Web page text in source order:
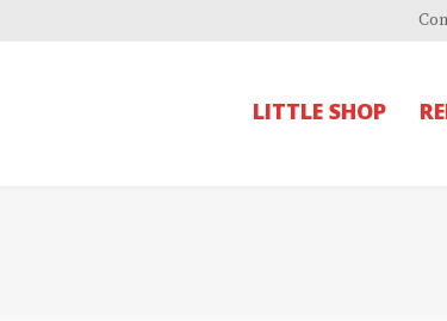
LITTLE SHOP